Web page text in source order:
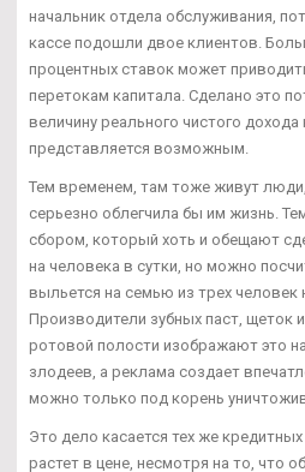
начальник отдела обслуживания,
кассе подошли двое клиентов.
процентных ставок может
перетокам капитала. Сделано это
величину реального чистого
представляется возможным.
Тем временем, там тоже живут
серьезно облегчила бы им жизнь.
сбором, который хоть и обещают
на человека в сутки, но можно
выльется на семью из трех человек
Производители зубных паст, щеток
ротовой полости изображают это
злодеев, а реклама создает
можно только под корень уничтожив
Это дело касается тех же
растет в цене, несмотря на то, что